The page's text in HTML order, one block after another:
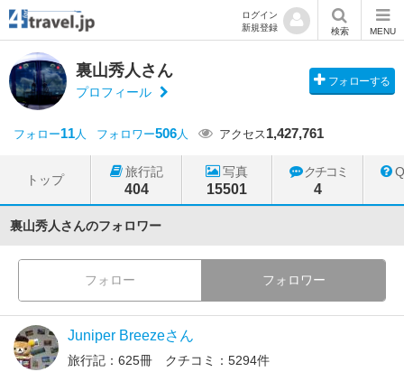
ログイン
新規登録
検索 MENU
裏山秀人さん
プロフィール
フォローする
フォロー11人 フォロワー506人 アクセス1,427,761
トップ
旅行記
404
写真
15501
クチコミ
4
裏山秀人さんのフォロワー
フォロー フォロワー
Juniper Breezeさん
旅行記：625冊 クチコミ：5294件